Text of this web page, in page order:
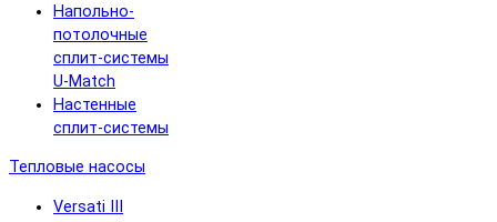
Напольно-
потолочные
сплит-системы
U-Match
Настенные
сплит-системы
Тепловые насосы
Versati III